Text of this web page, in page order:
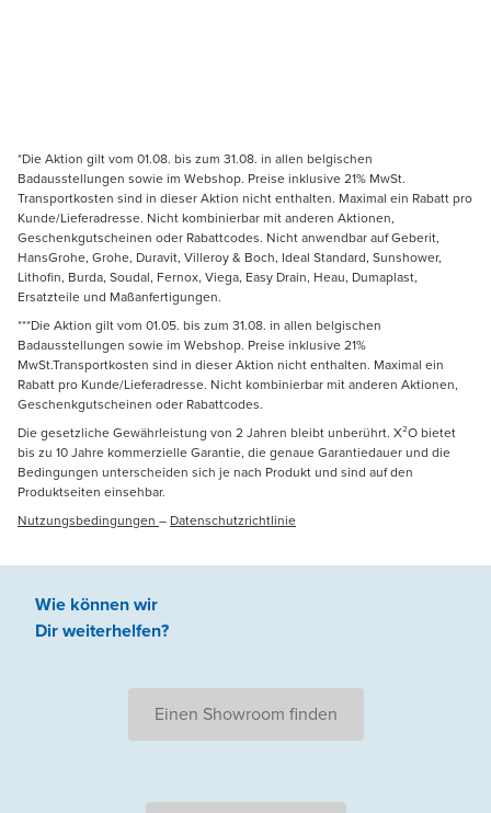
*Die Aktion gilt vom 01.08. bis zum 31.08. in allen belgischen
Badausstellungen sowie im Webshop. Preise inklusive 21% MwSt.
Transportkosten sind in dieser Aktion nicht enthalten. Maximal ein Rabatt pro
Kunde/Lieferadresse. Nicht kombinierbar mit anderen Aktionen,
Geschenkgutscheinen oder Rabattcodes. Nicht anwendbar auf Geberit,
HansGrohe, Grohe, Duravit, Villeroy & Boch, Ideal Standard, Sunshower,
Lithofin, Burda, Soudal, Fernox, Viega, Easy Drain, Heau, Dumaplast,
Ersatzteile und Maßanfertigungen.
***Die Aktion gilt vom 01.05. bis zum 31.08. in allen belgischen
Badausstellungen sowie im Webshop. Preise inklusive 21%
MwSt.Transportkosten sind in dieser Aktion nicht enthalten. Maximal ein
Rabatt pro Kunde/Lieferadresse. Nicht kombinierbar mit anderen Aktionen,
Geschenkgutscheinen oder Rabattcodes.
Die gesetzliche Gewährleistung von 2 Jahren bleibt unberührt. X²O bietet
bis zu 10 Jahre kommerzielle Garantie, die genaue Garantiedauer und die
Bedingungen unterscheiden sich je nach Produkt und sind auf den
Produktseiten einsehbar.
Nutzungsbedingungen – Datenschutzrichtlinie
Wie können wir
Dir weiterhelfen?
Einen Showroom finden